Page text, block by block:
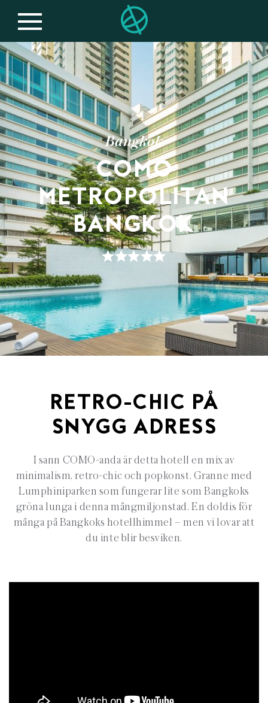
Bangkok
COMO
METROPOLITAN
BANGKOK
RETRO-CHIC PÅ
SNYGG ADRESS
I sann COMO-anda är detta hotell en mix av
minimalism, retro-chic och popkonst. Granne med
Lumphiniparken som fungerar lite som Bangkoks
gröna lunga i denna mångmiljonstad. En doldis för
många på Bangkoks hotellhimmel – men vi lovar att
du inte blir besviken.